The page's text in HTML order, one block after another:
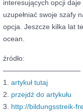
interesujących opcji
uzupełniać swoje szafy
opcja. Jeszcze kilka lat
ocean.
źródło:
———————————
1. artykuł tutaj
2. przejdź do artykułu
3. http://bildungsstreik-